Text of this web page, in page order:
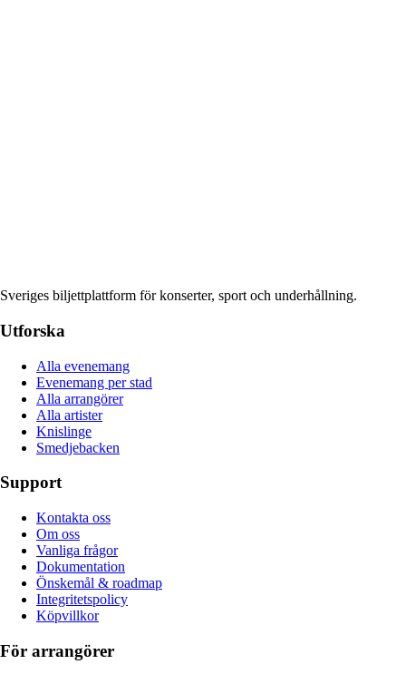
Sveriges biljettplattform för konserter, sport och underhållning.
Utforska
Alla evenemang
Evenemang per stad
Alla arrangörer
Alla artister
Knislinge
Smedjebacken
Support
Kontakta oss
Om oss
Vanliga frågor
Dokumentation
Önskemål & roadmap
Integritetspolicy
Köpvillkor
För arrangörer